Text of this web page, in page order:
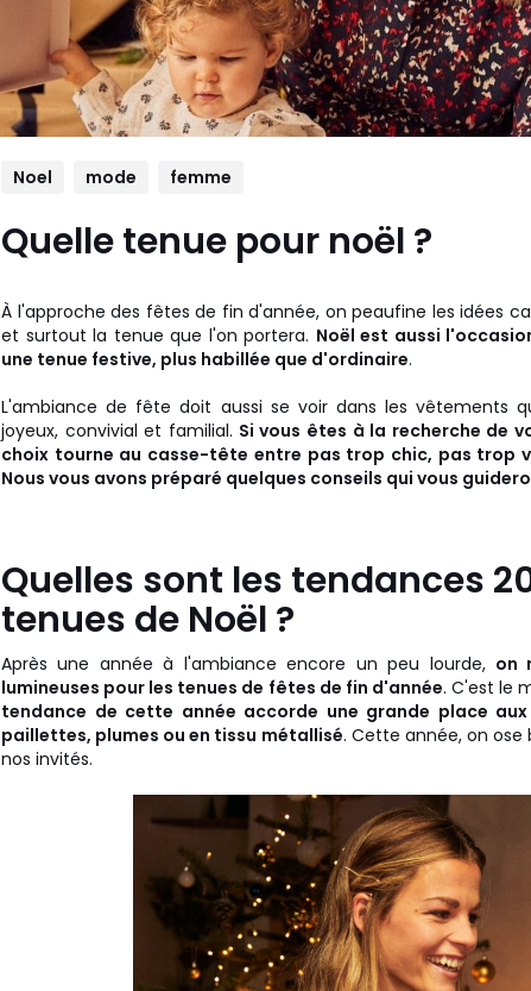
Noel mode femme
Quelle tenue pour noël ?
À l'approche des fêtes de fin d'année, on peaufine les idées
et surtout la tenue que l'on portera. Noël est aussi
une tenue festive, plus habillée que d'ordinaire.
L'ambiance de fête doit aussi se voir dans les vêtements
joyeux, convivial et familial. Si vous êtes à la recherche de
choix tourne au casse-tête entre pas trop chic, pas trop
Nous vous avons préparé quelques conseils qui vous
Quelles sont les tendances
tenues de Noël ?
Après une année à l'ambiance encore un peu lourde, on
lumineuses pour les tenues de fêtes de fin d'année. C'est le
tendance de cette année accorde une grande place
paillettes, plumes ou en tissu métallisé. Cette année, on
nos invités.